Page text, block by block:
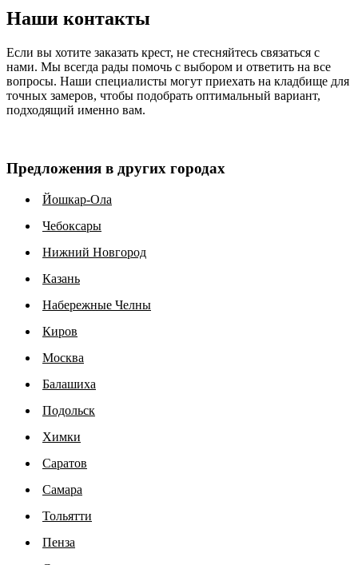
Наши контакты
Если вы хотите заказать крест, не стесняйтесь связаться с
нами. Мы всегда рады помочь с выбором и ответить на все
вопросы. Наши специалисты могут приехать на кладбище для
точных замеров, чтобы подобрать оптимальный вариант,
подходящий именно вам.
Предложения в других городах
Йошкар-Ола
Чебоксары
Нижний Новгород
Казань
Набережные Челны
Киров
Москва
Балашиха
Подольск
Химки
Саратов
Самара
Тольятти
Пенза